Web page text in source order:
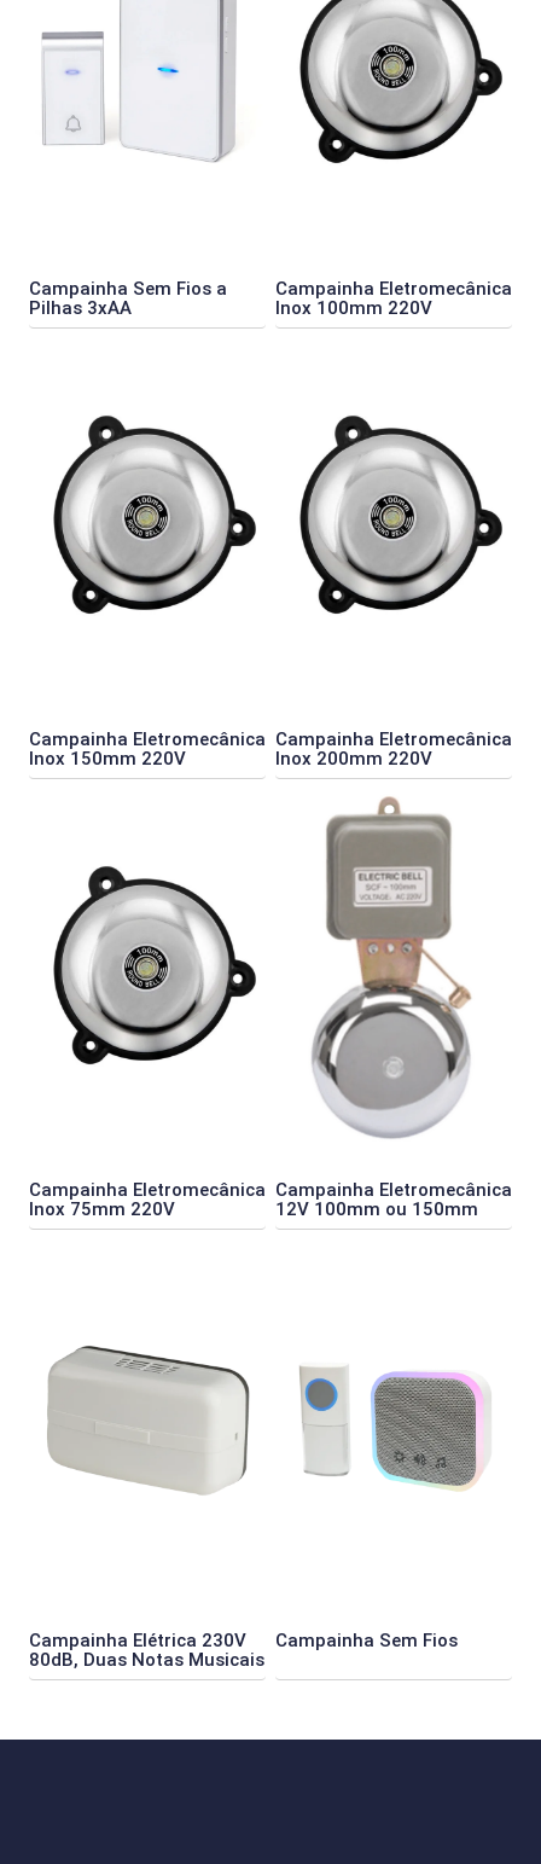
Campainha Sem Fios a
Pilhas 3xAA
Campainha Eletromecânica
Inox 100mm 220V
Campainha Eletromecânica
Inox 150mm 220V
Campainha Eletromecânica
Inox 200mm 220V
Campainha Eletromecânica
Inox 75mm 220V
Campainha Eletromecânica
12V 100mm ou 150mm
Campainha Elétrica 230V
80dB, Duas Notas Musicais
Campainha Sem Fios